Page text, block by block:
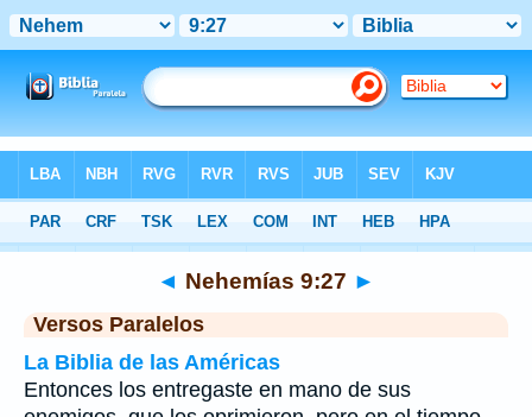
>Nehemías Capítulo 9 > Verso 27
◄ Nehemías 9:27 ►
Versos Paralelos
La Biblia de las Américas
Entonces los entregaste en mano de sus